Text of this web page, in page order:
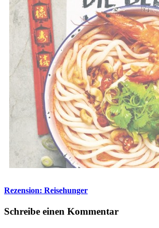
Rezension: Reisehunger
Schreibe einen Kommentar